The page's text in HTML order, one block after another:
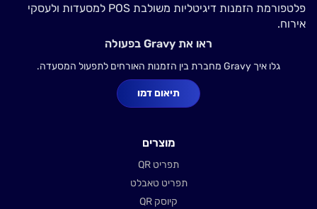
פלטפורמת הזמנות דיגיטליות משולבת POS למסעדות ולעסקי
אירוח.
ראו את Gravy בפעולה
גלו איך Gravy מחברת בין הזמנות האורחים לתפעול המסעדה.
תיאום דמו
מוצרים
תפריט QR
תפריט טאבלט
קיוסק QR